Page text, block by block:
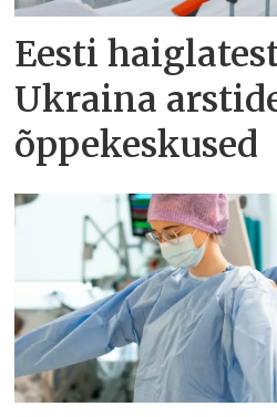
Eesti
Ukraina
õppekeskused